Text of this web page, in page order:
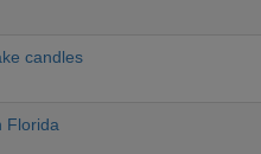
candles
Florida